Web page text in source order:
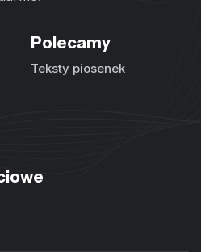
Polecamy
Teksty piosenek